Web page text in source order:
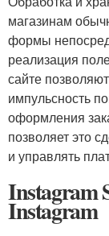
магазинам
формы
реализация
сайте
импульсность
оформления
позволяет это
и управлять
Instagram
Instagram